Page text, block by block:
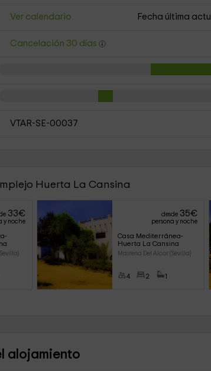
Ver calendario Fecha última
Cancelación 30 días
VTAR-SE-00037
Huerta La Cansina
33€
y noche
desde 35€
persona y noche
Casa Mediterránea-
Huerta La Cansina
Mairena Del Alcor (Sevilla)
4 2 1
alojamiento